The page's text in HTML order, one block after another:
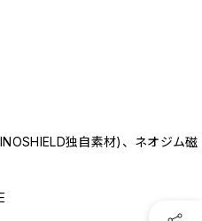
独自素材)、ネオジム磁